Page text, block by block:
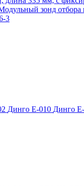
зонд отбора
3
Динго Е-010 Динго